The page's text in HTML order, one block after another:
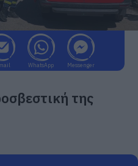
WhatsApp Messenger
της